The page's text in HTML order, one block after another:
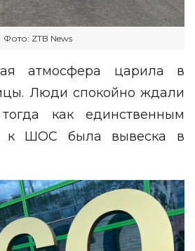
Фото: ZTB News
атмосфера царила в
Люди спокойно ждали
как единственным
к ШОС была вывеска в